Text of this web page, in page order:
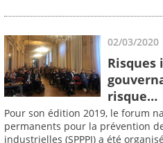
02/03/2020
Risques
risque…
Pour son édition 2019, le forum
permanents pour la prévention
industrielles (SPPPI) a été